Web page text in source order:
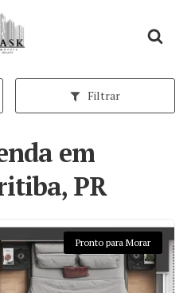
inicial
Filtrar
em
PR
Pronto para Morar